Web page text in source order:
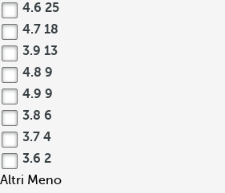
4.6 25
4.7 18
3.9 13
4.8 9
4.9 9
3.8 6
3.7 4
3.6 2
Altri Meno